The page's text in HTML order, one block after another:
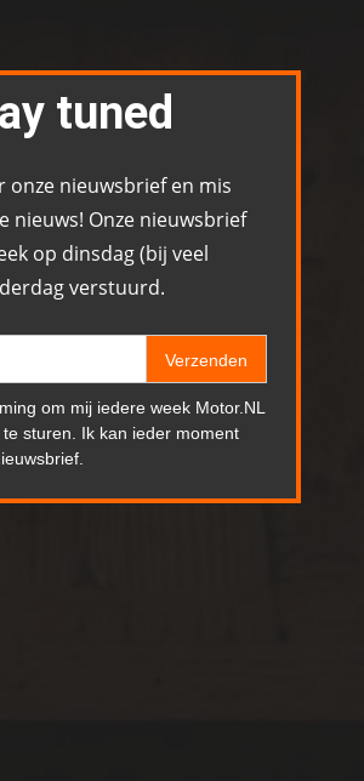
tuned
onze nieuwsbrief en mis
nieuws! Onze nieuwsbrief
op dinsdag (bij veel
verstuurd.
Verzenden
om mij iedere week Motor.NL
sturen. Ik kan ieder moment